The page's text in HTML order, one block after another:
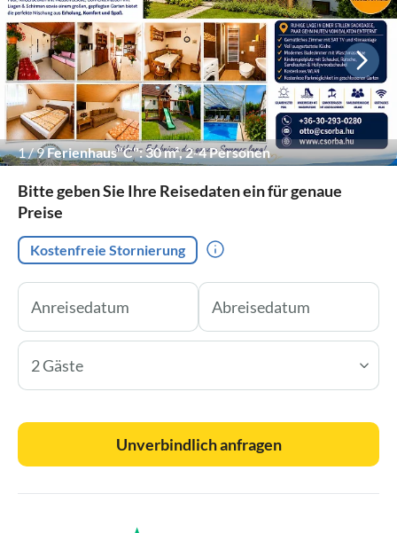
1/9Ferienhaus"C": 30 m², 2-4 Personen
Bitte geben Sie Ihre Reisedaten ein für genaue
Preise
Kostenfreie Stornierung
2 Gäste
Unverbindlich anfragen